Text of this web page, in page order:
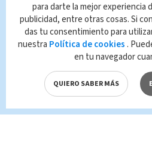
Queda prohibida la
parcial del contenido
que es propiedad de
infracción y un delito
leyes aplicables.
para darte la mejor experiencia
publicidad, entre otras cosas. Si
das tu consentimiento para
nuestra Política de cookies .
en tu navegador
QUIERO SABER MÁS